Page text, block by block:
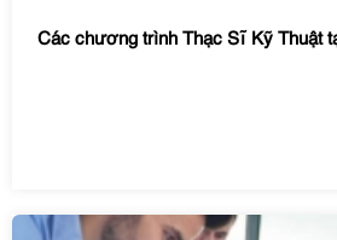
Các chương trình Thạc Sĩ Kỹ Thuật